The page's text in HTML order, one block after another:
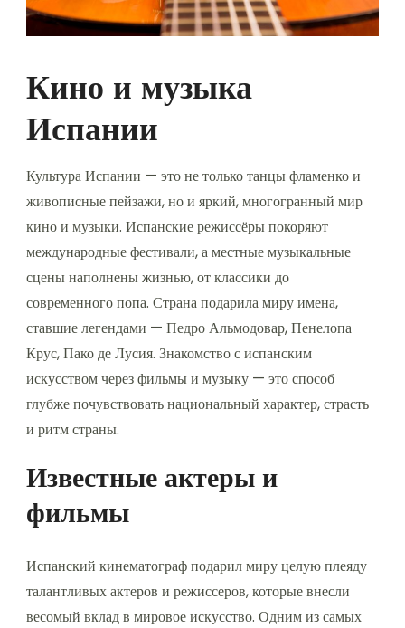
Кино и музыка
Испании
Культура Испании — это не только танцы фламенко и
живописные пейзажи, но и яркий, многогранный мир
кино и музыки. Испанские режиссёры покоряют
международные фестивали, а местные музыкальные
сцены наполнены жизнью, от классики до
современного попа. Страна подарила миру имена,
ставшие легендами — Педро Альмодовар, Пенелопа
Крус, Пако де Лусия. Знакомство с испанским
искусством через фильмы и музыку — это способ
глубже почувствовать национальный характер, страсть
и ритм страны.
Известные актеры и
фильмы
Испанский кинематограф подарил миру целую плеяду
талантливых актеров и режиссеров, которые внесли
весомый вклад в мировое искусство. Одним из самых